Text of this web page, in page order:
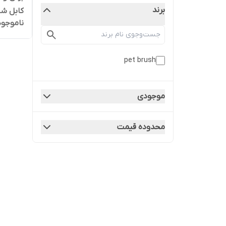
برند
pet brush
موجودی
محدوده قیمت
کابل